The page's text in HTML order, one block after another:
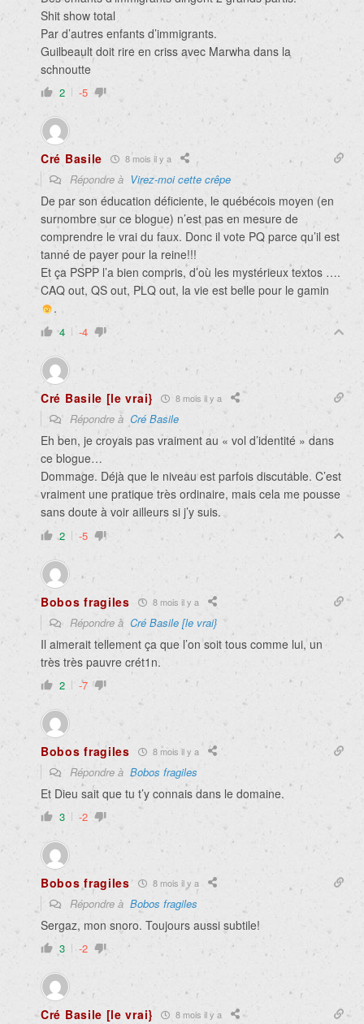
Shit show total
Par d’autres enfants d’immigrants.
Guilbeault doit rire en criss avec Marwha dans la
schnoutte
2 -5
Cré Basile 8 mois il y a
Répondre à Virez-moi cette crêpe
De par son éducation déficiente, le québécois moyen (en
surnombre sur ce blogue) n’est pas en mesure de
comprendre le vrai du faux. Donc il vote PQ parce qu’il est
tanné de payer pour la reine!!!
Et ça PSPP l’a bien compris, d’où les mystérieux textos ….
CAQ out, QS out, PLQ out, la vie est belle pour le gamin
.
4 -4
Cré Basile [le vrai} 8 mois il y a
Répondre à Cré Basile
Eh ben, je croyais pas vraiment au « vol d’identité » dans
ce blogue…
Dommage. Déjà que le niveau est parfois discutable. C’est
vraiment une pratique très ordinaire, mais cela me pousse
sans doute à voir ailleurs si j’y suis.
2 -5
Bobos fragiles 8 mois il y a
Répondre à Cré Basile [le vrai}
Il aimerait tellement ça que l’on soit tous comme lui, un
très très pauvre crét1n.
2 -7
Bobos fragiles 8 mois il y a
Répondre à Bobos fragiles
Et Dieu sait que tu t’y connais dans le domaine.
3 -2
Bobos fragiles 8 mois il y a
Répondre à Bobos fragiles
Sergaz, mon snoro. Toujours aussi subtile!
3 -2
Cré Basile [le vrai} 8 mois il y a